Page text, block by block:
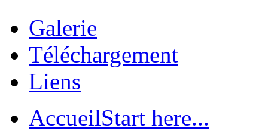
Galerie
Téléchargement
Liens
AccueilStart here...